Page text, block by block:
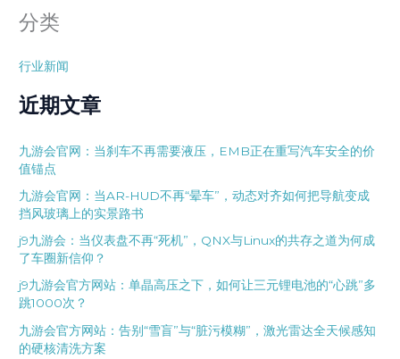
分类
行业新闻
近期文章
九游会官网：当刹车不再需要液压，EMB正在重写汽车安全的价
值锚点
九游会官网：当AR-HUD不再“晕车”，动态对齐如何把导航变成
挡风玻璃上的实景路书
j9九游会：当仪表盘不再“死机”，QNX与Linux的共存之道为何成
了车圈新信仰？
j9九游会官方网站：单晶高压之下，如何让三元锂电池的“心跳”多
跳1000次？
九游会官方网站：告别“雪盲”与“脏污模糊”，激光雷达全天候感知
的硬核清洗方案